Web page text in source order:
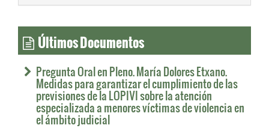
Últimos Documentos
Pregunta Oral en Pleno. María Dolores Etxano.
Medidas para garantizar el cumplimiento de las
previsiones de la LOPIVI sobre la atención
especializada a menores víctimas de violencia en
el ámbito judicial